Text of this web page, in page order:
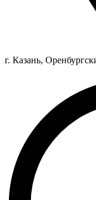
г. Казань,